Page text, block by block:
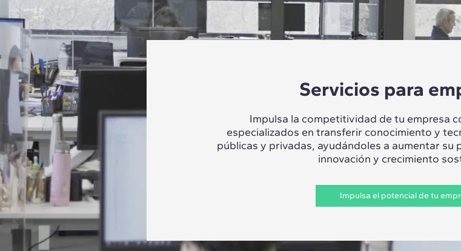
Servicios para
Impulsa la competitividad de tu empresa
especializados en transferir conocimiento y
públicas y privadas, ayudándoles a aumentar
innovación y crecimiento
Impulsa el potencial de tu